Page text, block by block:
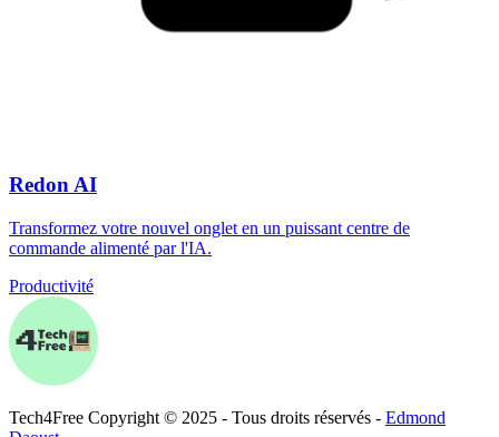
Redon AI
Transformez votre nouvel onglet en un puissant centre de
commande alimenté par l'IA.
Productivité
Tech4Free Copyright © 2025 - Tous droits réservés - Edmond